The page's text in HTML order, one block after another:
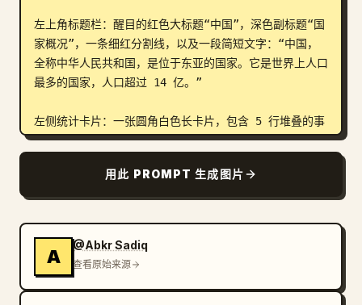
左上角标题栏：醒目的红色大标题“中国”，深色副标题“国
家概况”，一条细红分割线，以及一段简短文字：“中国，
全称中华人民共和国，是位于东亚的国家。它是世界上人口
最多的国家，人口超过 14 亿。”
左侧统计卡片：一张圆角白色长卡片，包含 5 行堆叠的事
实数据，每行配有红色圆形图标和文字。5 行内容为：人
17.79 万亿美元 — 世界排名：第 2；人均 GDP —
12,614 美元 — 世界排名：第 63；首都 — 北京 ；官
右上角概况卡片：一张圆角白色卡片，标题为红色的“概
况”。包含 4 行红色图标内容：政府 — 单一制社会主义共
和国；成立日期 — 1949 年 10 月 1 日；土地面积 —
用此 PROMPT 生成图片
A
@Abkr Sadiq
查看原始来源